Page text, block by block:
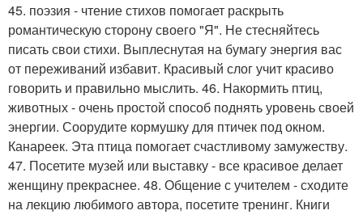
45. поэзия - чтение стихов помогает раскрыть
романтическую сторону своего "Я". Не стесняйтесь
писать свои стихи. Выплеснутая на бумагу энергия вас
от переживаний избавит. Красивый слог учит красиво
говорить и правильно мыслить. 46. Накормить птиц,
животных - очень простой способ поднять уровень своей
энергии. Соорудите кормушку для птичек под окном.
Канареек. Эта птица помогает счастливому замужеству.
47. Посетите музей или выставку - все красивое делает
женщину прекраснее. 48. Общение с учителем - сходите
на лекцию любимого автора, посетите тренинг. Книги